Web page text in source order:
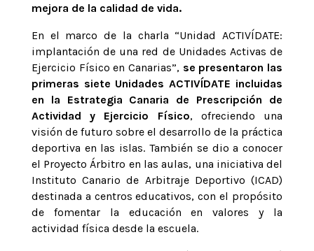
mejora de la calidad de vida.
En el marco de la charla “Unidad ACTIVÍDATE:
implantación de una red de Unidades Activas de
Ejercicio Físico en Canarias”, se presentaron las
primeras siete Unidades ACTIVÍDATE incluidas
en la Estrategia Canaria de Prescripción de
Actividad y Ejercicio Físico, ofreciendo una
visión de futuro sobre el desarrollo de la práctica
deportiva en las islas. También se dio a conocer
el Proyecto Árbitro en las aulas, una iniciativa del
Instituto Canario de Arbitraje Deportivo (ICAD)
destinada a centros educativos, con el propósito
de fomentar la educación en valores y la
actividad física desde la escuela.